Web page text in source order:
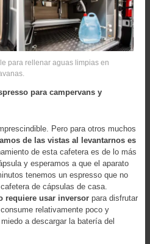
para rellenar aguas limpias en
para campervans y
Pero para otros muchos
de las vistas al levantarnos es
de esta cafetera es de lo más
y esperamos a que el aparato
tenemos un espresso que no
de cápsulas de casa.
requiere usar inversorpara disfrutar
relativamente poco y
a descargar la batería del